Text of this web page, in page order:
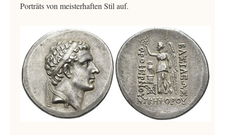
Porträts von meisterhaften Stil auf.